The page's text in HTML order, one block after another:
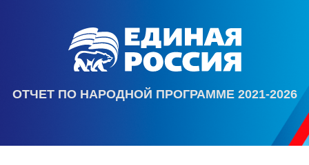
ОТЧЕТ ПО НАРОДНОЙ ПРОГРАММЕ 2021-2026